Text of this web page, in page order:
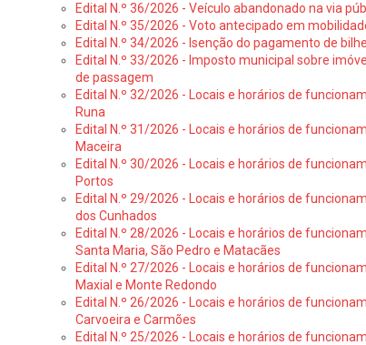
Edital N.º 36/2026 - Veículo abandonado na via
Edital N.º 35/2026 - Voto antecipado em
Edital N.º 34/2026 - Isenção do pagamento de
Edital N.º 33/2026 - Imposto municipal sobre
de passagem
Edital N.º 32/2026 - Locais e horários de
Runa
Edital N.º 31/2026 - Locais e horários de
Maceira
Edital N.º 30/2026 - Locais e horários de
Portos
Edital N.º 29/2026 - Locais e horários de
dos Cunhados
Edital N.º 28/2026 - Locais e horários de
Santa Maria, São Pedro e Matacães
Edital N.º 27/2026 - Locais e horários de
Maxial e Monte Redondo
Edital N.º 26/2026 - Locais e horários de
Carvoeira e Carmões
Edital N.º 25/2026 - Locais e horários de